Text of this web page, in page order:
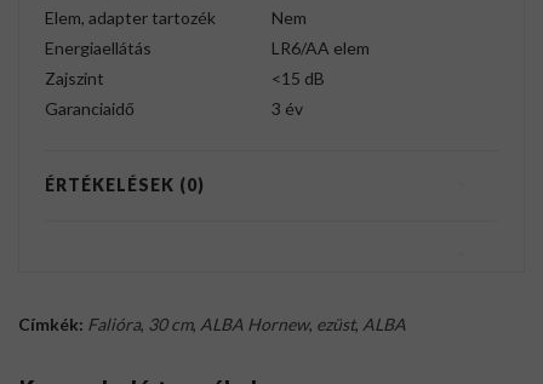
Elem, adapter tartozék
Nem
Energiaellátás
LR6/AA elem
Zajszint
<15 dB
Garanciaidő
3 év
ÉRTÉKELÉSEK (0)
Címkék: Falióra, 30 cm, ALBA Hornew, ezüst, ALBA